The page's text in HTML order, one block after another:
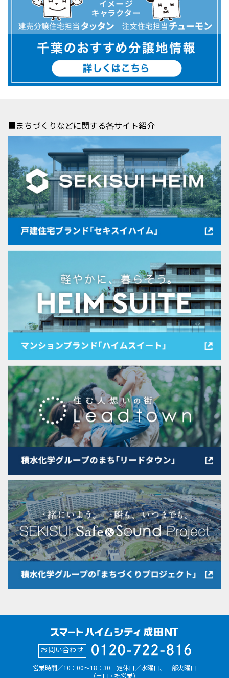
■まちづくりなどに関する各サイト紹介
お問い合わせ
営業時間／10：00～18：30 定休日／水曜日、一部火曜日
（土日・祝営業）